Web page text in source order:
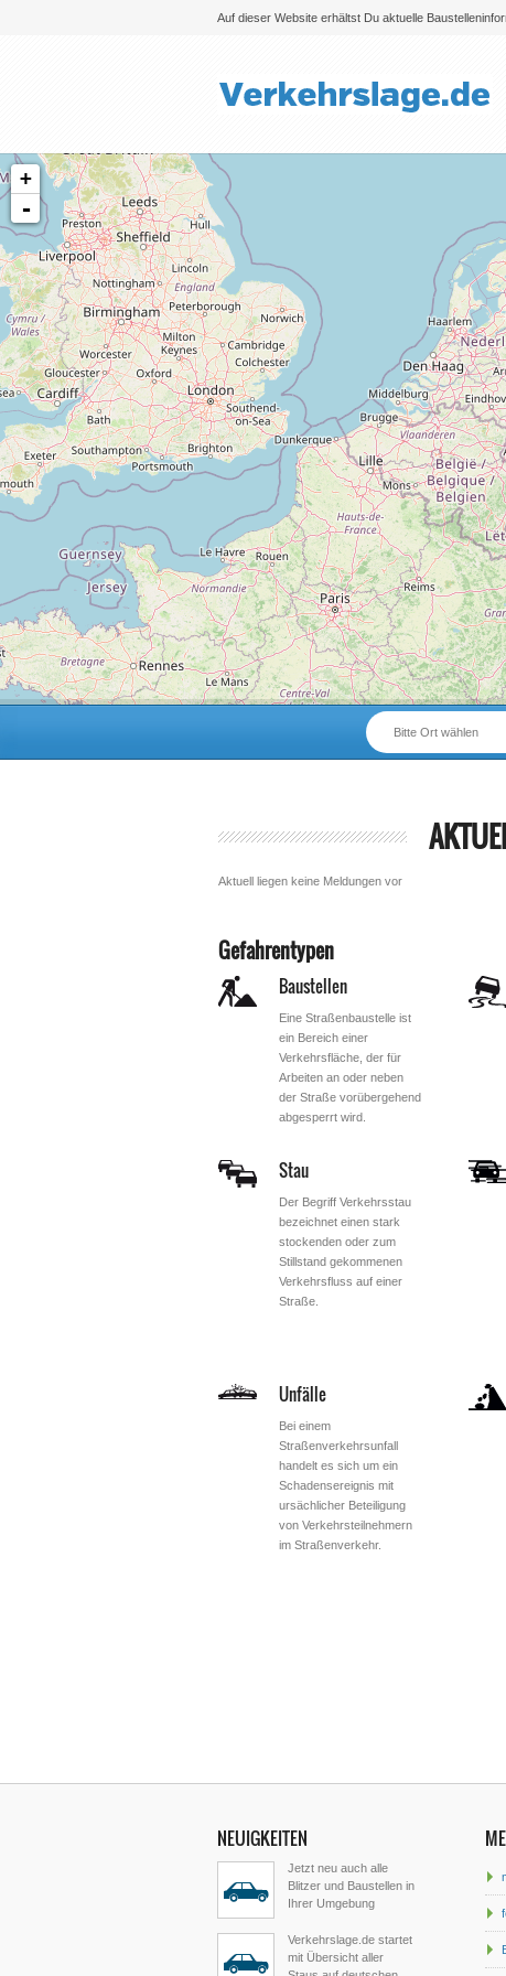
Auf dieser Website erhältst Du aktuelle
+
-
Bitte Ort wählen
Aktuell liegen keine Meldungen vor
Gefahrentypen
Baustellen
Eine Straßenbaustelle ist
ein Bereich einer
Verkehrsfläche, der für
Arbeiten an oder neben
der Straße vorübergehend
abgesperrt wird.
Stau
Der Begriff Verkehrsstau
bezeichnet einen stark
stockenden oder zum
Stillstand gekommenen
Verkehrsfluss auf einer
Straße.
Unfälle
Bei einem
Straßenverkehrsunfall
handelt es sich um ein
Schadensereignis mit
ursächlicher Beteiligung
von Verkehrsteilnehmern
im Straßenverkehr.
NEUIGKEITEN
Jetzt neu auch alle
Blitzer und Baustellen in
Ihrer Umgebung
Verkehrslage.de startet
mit Übersicht aller